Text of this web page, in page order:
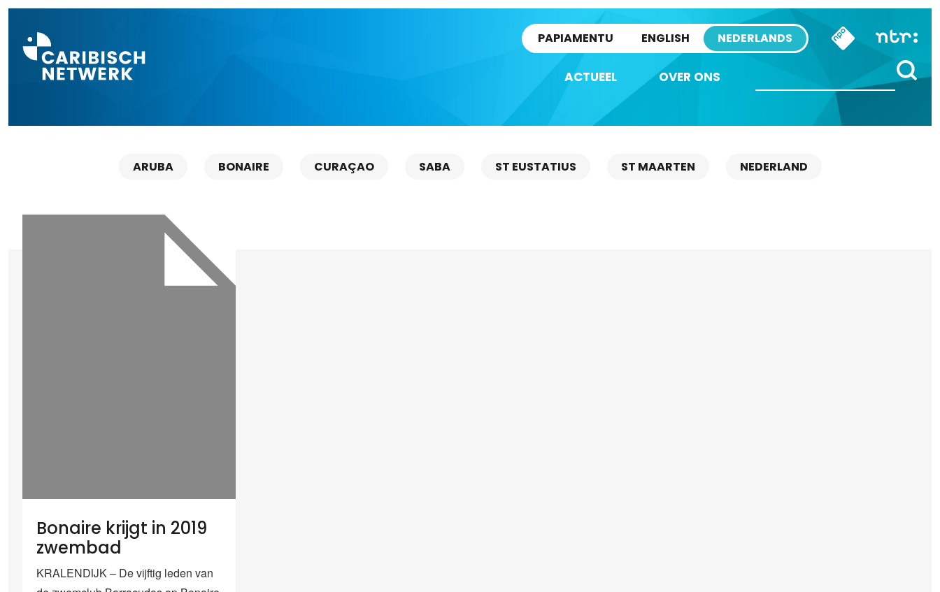
PAPIAMENTU ENGLISH NEDERLANDS
ACTUEEL OVER ONS
ARUBA BONAIRE CURAÇAO SABA ST EUSTATIUS ST MAARTEN NEDERLAND
Bonaire krijgt in 2019
zwembad
KRALENDIJK – De vijftig leden van